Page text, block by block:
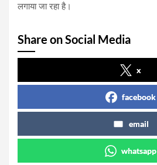
लगाया जा रहा है।
Share on Social Media
x
facebook
email
whatsapp